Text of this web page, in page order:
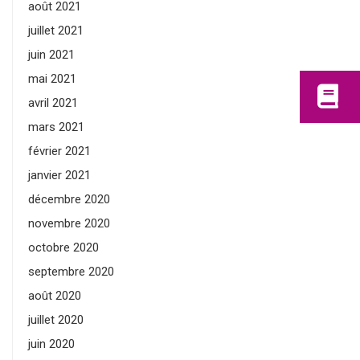
août 2021
juillet 2021
juin 2021
mai 2021
avril 2021
mars 2021
février 2021
janvier 2021
décembre 2020
novembre 2020
octobre 2020
septembre 2020
août 2020
juillet 2020
juin 2020